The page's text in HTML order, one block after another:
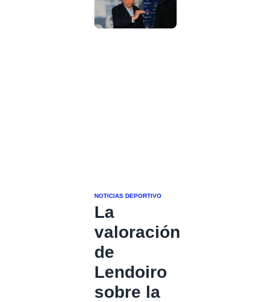
NOTICIAS DEPORTIVO
La
valoración
de
Lendoiro
sobre la